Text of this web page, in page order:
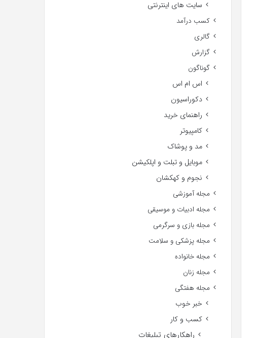
سایت های اینترنتی
کسب درآمد
گالری
گزارش
گوناگون
اس ام اس
دکوراسیون
راهنمای خرید
کامپیوتر
مد و پوشاک
موبایل و تبلت و اپلکیشن
نجوم و کهکشان
مجله آموزشی
مجله ادبیات و موسیقی
مجله بازی و سرگرمی
مجله پزشکی و سلامت
مجله خانواده
مجله زنان
مجله هفتگی
خبر خوب
کسب و کار
راهکارهای تبلیغات